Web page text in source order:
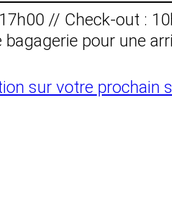
// Check-out :
bagagerie pour une
sur votre prochain